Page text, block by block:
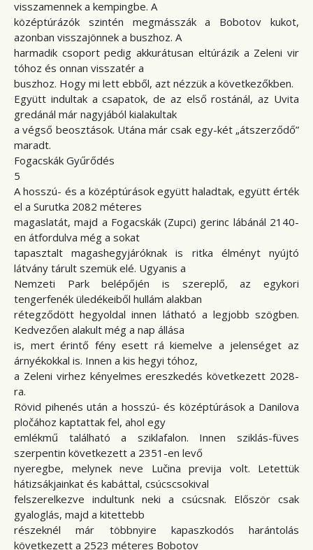
visszamennek a kempingbe. A
középtúrázók szintén megmásszák a Bobotov kukot,
azonban visszajönnek a buszhoz. A
harmadik csoport pedig akkurátusan eltúrázik a Zeleni vir
tóhoz és onnan visszatér a
buszhoz. Hogy mi lett ebből, azt nézzük a következőkben.
Együtt indultak a csapatok, de az első rostánál, az Uvita
gredánál már nagyjából kialakultak
a végső beosztások. Utána már csak egy-két „átszerződő”
maradt.
Fogacskák Gyűrődés
5
A hosszú- és a középtúrások együtt haladtak, együtt érték
el a Surutka 2082 méteres
magaslatát, majd a Fogacskák (Zupci) gerinc lábánál 2140-
en átfordulva még a sokat
tapasztalt magashegyjáróknak is ritka élményt nyújtó
látvány tárult szemük elé. Ugyanis a
Nemzeti Park belépőjén is szereplő, az egykori
tengerfenék üledékeiből hullám alakban
rétegződött hegyoldal innen látható a legjobb szögben.
Kedvezően alakult még a nap állása
is, mert érintő fény esett rá kiemelve a jelenséget az
árnyékokkal is. Innen a kis hegyi tóhoz,
a Zeleni virhez kényelmes ereszkedés következett 2028-
ra.
Rövid pihenés után a hosszú- és középtúrások a Danilova
pločához kaptattak fel, ahol egy
emlékmű található a sziklafalon. Innen sziklás-füves
szerpentin következett a 2351-en levő
nyeregbe, melynek neve Lučina previja volt. Letettük
hátizsákjainkat és kabáttal, csúcscsokival
felszerelkezve indultunk neki a csúcsnak. Először csak
gyaloglás, majd a kitettebb
részeknél már többnyire kapaszkodós harántolás
következett a 2523 méteres Bobotov